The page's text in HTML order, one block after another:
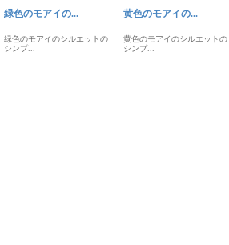
緑色のモアイの...
緑色のモアイのシルエットの
シンプ...
黄色のモアイの...
黄色のモアイのシルエットの
シンプ...